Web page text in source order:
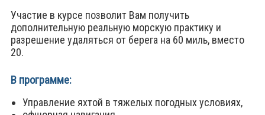
Участие в курсе позволит Вам получить
дополнительную реальную морскую практику и
разрешение удаляться от берега на 60 миль, вместо
20.
В программе:
Управление яхтой в тяжелых погодных условиях,